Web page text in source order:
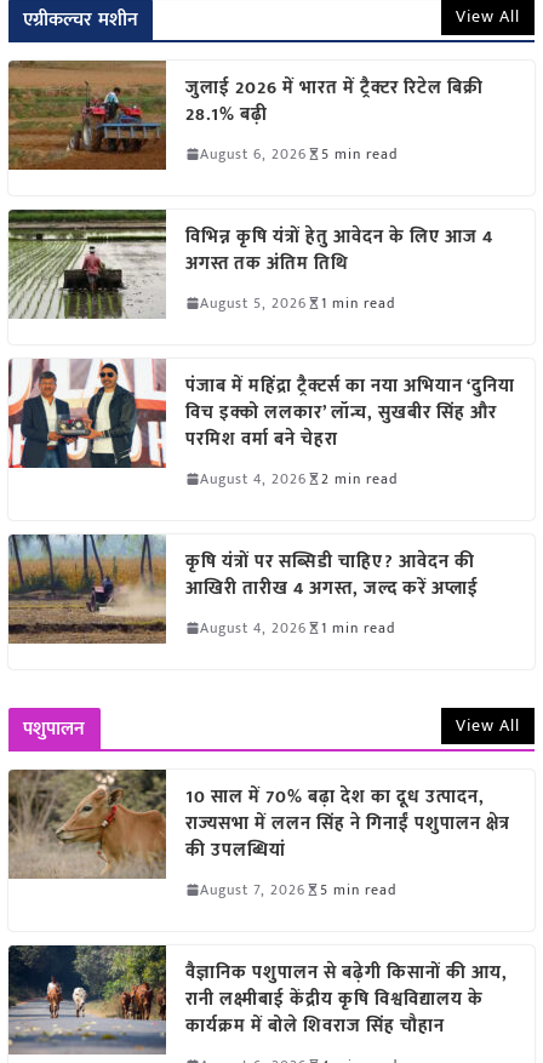
एग्रीकल्चर मशीन View All
जुलाई 2026 में भारत में ट्रैक्टर रिटेल बिक्री
28.1% बढ़ी
August 6, 2026 5 min read
विभिन्न कृषि यंत्रों हेतु आवेदन के लिए आज 4
अगस्त तक अंतिम तिथि
August 5, 2026 1 min read
पंजाब में महिंद्रा ट्रैक्टर्स का नया अभियान ‘दुनिया
विच इक्को ललकार’ लॉन्च, सुखबीर सिंह और
परमिश वर्मा बने चेहरा
August 4, 2026 2 min read
कृषि यंत्रों पर सब्सिडी चाहिए? आवेदन की
आखिरी तारीख 4 अगस्त, जल्द करें अप्लाई
August 4, 2026 1 min read
पशुपालन View All
10 साल में 70% बढ़ा देश का दूध उत्पादन,
राज्यसभा में ललन सिंह ने गिनाईं पशुपालन क्षेत्र
की उपलब्धियां
August 7, 2026 5 min read
वैज्ञानिक पशुपालन से बढ़ेगी किसानों की आय,
रानी लक्ष्मीबाई केंद्रीय कृषि विश्वविद्यालय के
कार्यक्रम में बोले शिवराज सिंह चौहान